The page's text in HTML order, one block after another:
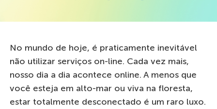
No mundo de hoje, é praticamente inevitável
não utilizar serviços on-line. Cada vez mais,
nosso dia a dia acontece online. A menos que
você esteja em alto-mar ou viva na floresta,
estar totalmente desconectado é um raro luxo.